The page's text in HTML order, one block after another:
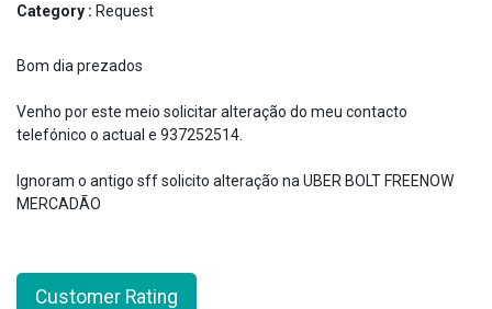
Category : Request
Bom dia prezados
Venho por este meio solicitar alteração do meu contacto
telefónico o actual e 937252514.
Ignoram o antigo sff solicito alteração na UBER BOLT FREENOW
MERCADÃO
Customer Rating